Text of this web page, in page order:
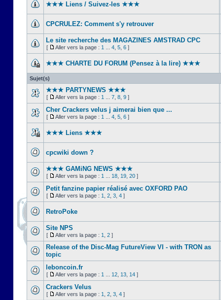
★★★ Liens / Suivez-les ★★★
CPCRULEZ: Comment s'y retrouver‎
Le site recherche des MAGAZINES AMSTRAD CPC
[ Aller vers la page : 1 4 5 6 ]
★★★ CHARTE DU FORUM (Pensez à la lire) ★★★
Sujet(s)
★★★ PARTYNEWS ★★★
[ Aller vers la page : 1 7 8 9 ]
Cher Crackers velus j aimerai bien que ...
[ Aller vers la page : 1 4 5 6 ]
★★★ Liens ★★★
cpcwiki down ?
★★★ GAMiNG NEWS ★★★
[ Aller vers la page : 1 18 19 20 ]
Petit fanzine papier réalisé avec OXFORD PAO
[ Aller vers la page : 1 2 3 4 ]
RetroPoke
Site NPS
[ Aller vers la page : 1 2 ]
Release of the Disc-Mag FutureView VI - with TRON as
topic
leboncoin.fr
[ Aller vers la page : 1 12 13 14 ]
Crackers Velus
[ Aller vers la page : 1 2 3 4 ]